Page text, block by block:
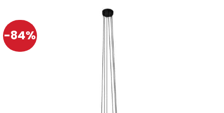
-84%